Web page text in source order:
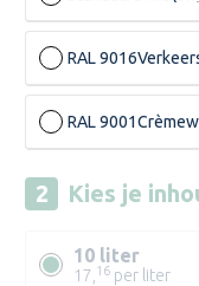
RAL 9016
RAL 9001
Kies je
10 liter
17, 16per liter